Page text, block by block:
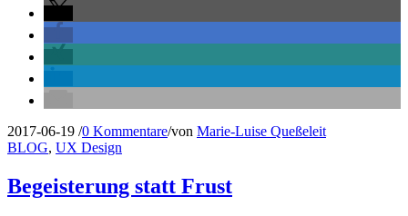
2017-06-19 /0 Kommentare/von Marie-Luise Queßeleit
BLOG, UX Design
Begeisterung statt Frust